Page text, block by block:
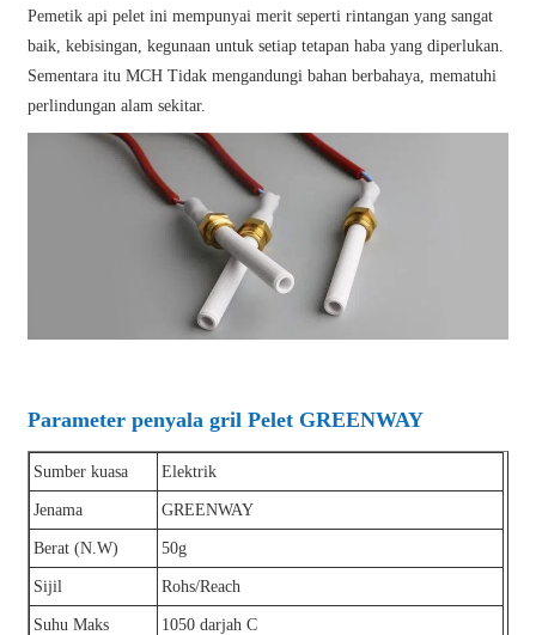
Pemetik api pelet ini mempunyai merit seperti rintangan yang sangat
baik, kebisingan, kegunaan untuk setiap tetapan haba yang diperlukan.
Sementara itu MCH Tidak mengandungi bahan berbahaya, mematuhi
perlindungan alam sekitar.
Parameter penyala gril Pelet GREENWAY
Sumber kuasa Elektrik
Jenama GREENWAY
Berat (N.W) 50g
Sijil Rohs/Reach
Suhu Maks 1050 darjah C